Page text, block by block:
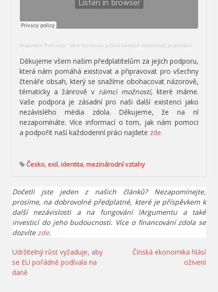
!Argument Podcasty · Mezi Kunderou a částí českých intelektuálů je problém
Děkujeme všem našim předplatitelům za jejich podporu,
která nám pomáhá existovat a připravovat pro všechny
čtenáře obsah, který se snažíme obohacovat názorově,
tématicky a žánrově v rámci možností, které máme.
Vaše podpora je zásadní pro naši další existenci jako
nezávislého média zdola. Děkujeme, že na ní
nezapomínáte. Více informací o tom, jak nám pomoci
a podpořit naší každodenní práci najdete zde.
Česko, exil,identita,mezinárodní vztahy
Dočetli jste jeden z našich článků? Nezapomínejte,
prosíme, na dobrovolné předplatné, které je příspěvkem k
další nezávislosti a na fungování !Argumentu a také
investicí do jeho budoucnosti. Více o financování zdola se
dozvítezde.
Navigace
pro
Udržitelný růst vyžaduje, aby
se EU pořádně podívala na
daně
Čínská ekonomika hlásí
oživení